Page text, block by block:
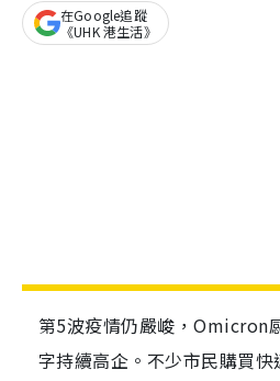
在Google追蹤
《UHK 港生活》
第5波疫情仍嚴峻，Omicron
字持續高企。不少市民購買